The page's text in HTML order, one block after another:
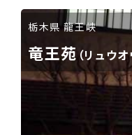
滋賀県(2) 大阪府(2)
九州・沖縄
福岡県(2) 熊本県(2)
栃木県 龍王峡
竜王苑（リュウオ